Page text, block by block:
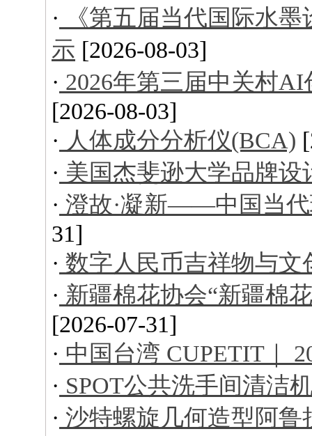
· 《第五届当代国际水
示 [2026-08-03]
· 2026年第三届中关村
[2026-08-03]
· 人体成分分析仪(BCA)
· 美国杰斐逊大学品牌设
· 澄故·凝新——中国当
31]
· 数字人民币吉祥物与文
· 新疆棉花协会“新疆棉
[2026-07-31]
· 中国台湾 CUPETIT｜
· SPOT公共洗手间清洁
· 沙特螺旋几何造型阿鲁